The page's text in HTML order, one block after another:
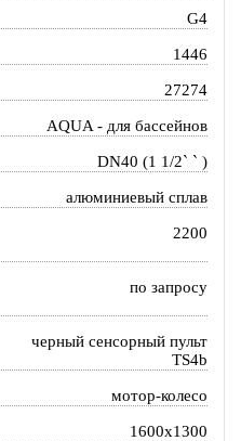
G4
1446
27274
AQUA - для бассейнов
DN40 (1 1/2` ` )
алюминиевый сплав
2200
по запросу
черный сенсорный пульт
TS4b
мотор-колесо
1600x1300